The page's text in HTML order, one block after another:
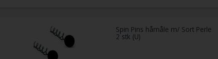
Spin Pins hårnåle m/ Sort Perle
2 stk (U)